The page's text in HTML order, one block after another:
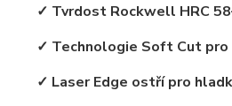
✓ Tvrdost Rockwell HRC
✓ Technologie Soft Cut
✓ Laser Edge ostří pro